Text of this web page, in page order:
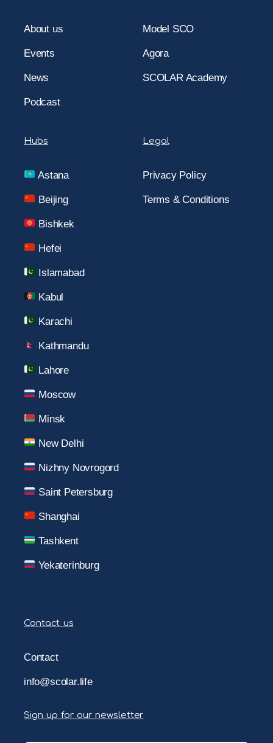
About us
Events
News
Podcast
Model SCO
Agora
SCOLAR Academy
Hubs
Astana
Beijing
Bishkek
Hefei
Islamabad
Kabul
Karachi
Kathmandu
Lahore
Moscow
Minsk
New Delhi
Nizhny Novrogord
Saint Petersburg
Shanghai
Tashkent
Yekaterinburg
Legal
Privacy Policy
Terms & Conditions
Contact us
Contact
info@scolar.life
Sign up for our newsletter